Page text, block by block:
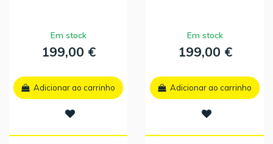
Em stock
199,00 €
Adicionar ao carrinho
Em stock
199,00 €
Adicionar ao carrinho